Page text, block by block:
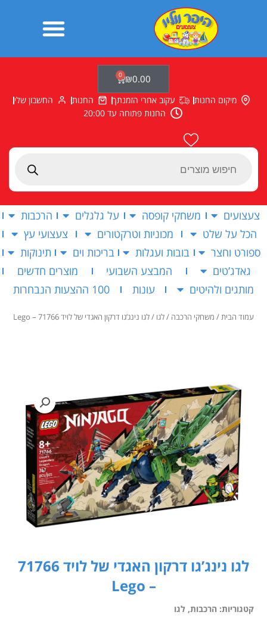
Products
₪0.00
0
עגלת
קניות
מיקום החנות עקוב אחרי הזמנתך החנות
החשבון שלי
החנות פתוחה עד 20:00
צעצועים משחקי קופסה על גלגלים
הרכבות
הכל על שלט
מכוניות וטרקטורים
צעצועי עץ
ספורט וחצר
בובות ועגלות בריכות וים
תינוקות
גאדג’טים
המבצע השבועי
מוצרים חדשים
מותגים ולהיטים
עונות 100 ההצעות הנבחרות
עמוד הבית/ משחקי הרכבה /לגו / לגו נינג’גו דרקון האגדי של לויד 71766 – Lego
לגו נינג’גו דרקון האגדי של לויד 71766
– Lego
קטגוריות: הרכבות, לגו